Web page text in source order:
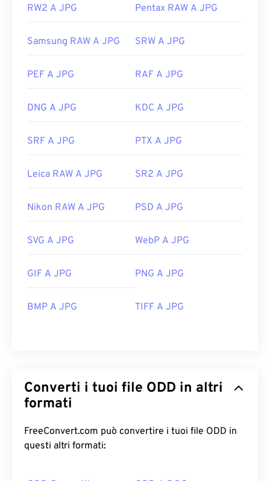
RW2 A JPG Pentax RAW A JPG
Samsung RAW A JPG SRW A JPG
PEF A JPG RAF A JPG
DNG A JPG KDC A JPG
SRF A JPG PTX A JPG
Leica RAW A JPG SR2 A JPG
Nikon RAW A JPG PSD A JPG
SVG A JPG WebP A JPG
GIF A JPG PNG A JPG
BMP A JPG TIFF A JPG
Converti i tuoi file ODD in altri
formati
FreeConvert.com può convertire i tuoi file ODD in
questi altri formati: